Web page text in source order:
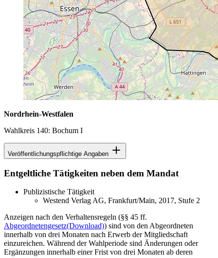
Nordrhein-Westfalen
Wahlkreis 140: Bochum I
Veröffentlichungspflichtige Angaben
Entgeltliche Tätigkeiten neben dem Mandat
Publizistische Tätigkeit
Westend Verlag AG, Frankfurt/Main, 2017, Stufe 2
Anzeigen nach den Verhaltensregeln (§§ 45 ff.
Abgeordnetengesetz(Download)) sind von den Abgeordneten
innerhalb von drei Monaten nach Erwerb der Mitgliedschaft
einzureichen. Während der Wahlperiode sind Änderungen oder
Ergänzungen innerhalb einer Frist von drei Monaten ab deren